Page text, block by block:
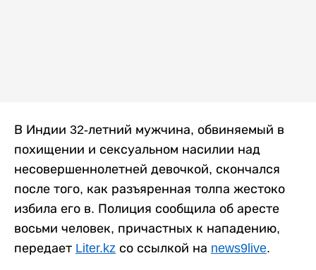
В Индии 32-летний мужчина, обвиняемый в
похищении и сексуальном насилии над
несовершеннолетней девочкой, скончался
после того, как разъяренная толпа жестоко
избила его в. Полиция сообщила об аресте
восьми человек, причастных к нападению,
передает Liter.kz со ссылкой на news9live.